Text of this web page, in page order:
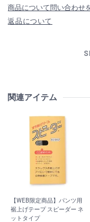
商品について問い合わせ
返品について
関連アイテム
【WEB限定商品】パンツ用
裾上げテープ スピーダー ネ
ットタイプ